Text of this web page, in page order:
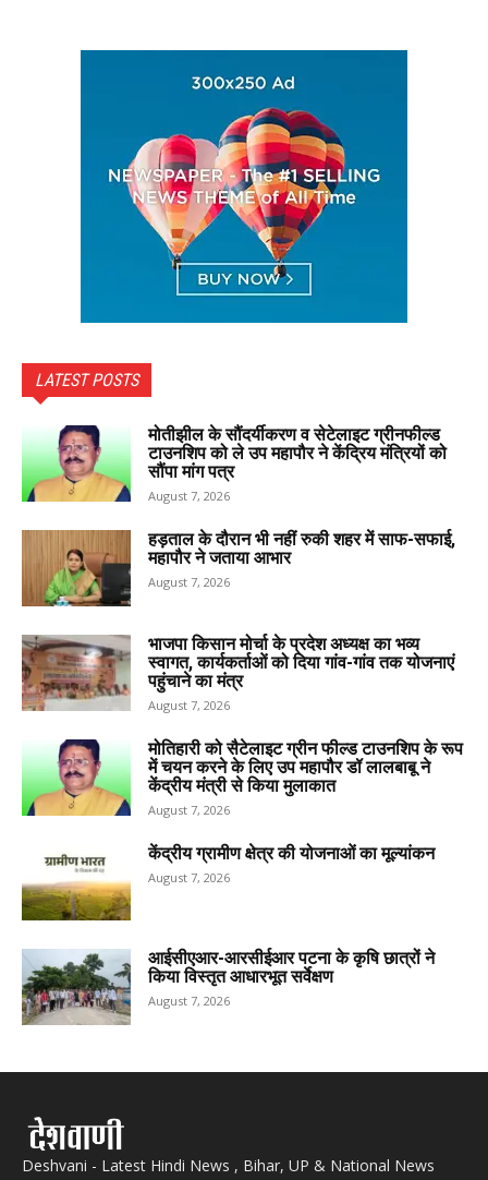
LATEST POSTS
मोतीझील के सौंदर्यीकरण व सेटेलाइट ग्रीनफील्ड
टाउनशिप को ले उप महापौर ने केंद्रिय मंत्रियों को
सौंपा मांग पत्र
August 7, 2026
हड़ताल के दौरान भी नहीं रुकी शहर में साफ-सफाई,
महापौर ने जताया आभार
August 7, 2026
भाजपा किसान मोर्चा के प्रदेश अध्यक्ष का भव्य
स्वागत, कार्यकर्ताओं को दिया गांव-गांव तक योजनाएं
पहुंचाने का मंत्र
August 7, 2026
मोतिहारी को सैटेलाइट ग्रीन फील्ड टाउनशिप के रूप
में चयन करने के लिए उप महापौर डॉ लालबाबू ने
केंद्रीय मंत्री से किया मुलाकात
August 7, 2026
केंद्रीय ग्रामीण क्षेत्र की योजनाओं का मूल्यांकन
August 7, 2026
आईसीएआर-आरसीईआर पटना के कृषि छात्रों ने
किया विस्तृत आधारभूत सर्वेक्षण
August 7, 2026
Deshvani - Latest Hindi News , Bihar, UP & National News